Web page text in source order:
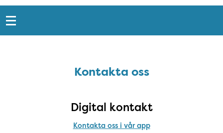
Snabblänkar
Kontakta ossKontakta oss
Digital kontakt
Kontakta oss i vår app